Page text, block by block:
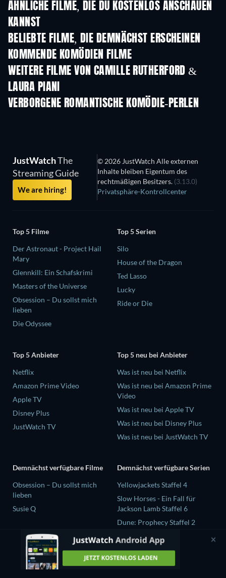
ÄHNLICHE FILME, DIE DU KOSTENLOS ANSCHAUEN
KANNST
BELIEBTE FILME, DIE DEMNÄCHST ERSCHEINEN
KOMMENDE KOMÖDIEN FILME
WEITERE FILME VON CAMILLE RUTHERFORD &
LAURA PIANI
VERBORGENE ROMANTISCHE KOMÖDIE-PERLEN
JustWatchThe
Streaming Guide
We are hiring!
© 2026 JustWatch Alle externen
Inhalte bleiben Eigentum des
rechtmäßigen Besitzers. (3.13.0)
Privatsphäre-Kontrollcenter
Top 5 Filme
Der Astronaut - Project Hail
Mary
Glennkill: Ein Schafskrimi
Masters of the Universe
Obsession – Du sollst mich
lieben
Die Odyssee
Top 5 Serien
Silo
House of the Dragon
Ted Lasso
Lucky
Ride or Die
Top 5 Anbieter
Netflix
Amazon Prime Video
Apple TV
Disney Plus
JustWatch TV
Top 5 neu bei Anbieter
Was ist neu bei Netflix
Was ist neu bei Amazon Prime
Video
Was ist neu bei Apple TV
Was ist neu bei Disney Plus
Was ist neu bei JustWatch TV
Demnächst verfügbare Filme
Obsession – Du sollst mich
lieben
Susie Q
Demnächst verfügbare Serien
Yellowjackets Staffel 4
Slow Horses - Ein Fall für
Jackson Lamb Staffel 6
Dune: Prophecy Staffel 2
The Gentlemen Staffel 2
Love Is Blind: UK Staffel 3